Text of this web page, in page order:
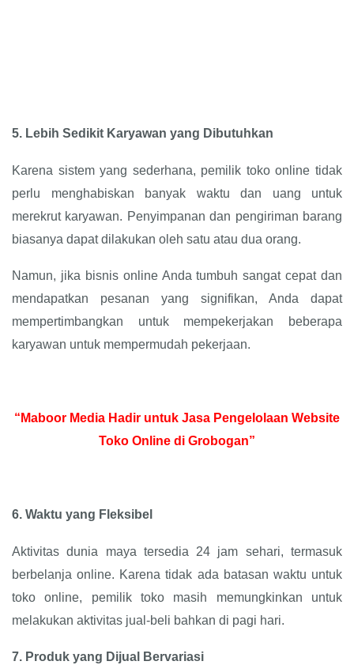
5. Lebih Sedikit Karyawan yang Dibutuhkan
Karena sistem yang sederhana, pemilik toko online tidak
perlu menghabiskan banyak waktu dan uang untuk
merekrut karyawan. Penyimpanan dan pengiriman barang
biasanya dapat dilakukan oleh satu atau dua orang.
Namun, jika bisnis online Anda tumbuh sangat cepat dan
mendapatkan pesanan yang signifikan, Anda dapat
mempertimbangkan untuk mempekerjakan beberapa
karyawan untuk mempermudah pekerjaan.
“Maboor Media Hadir untuk Jasa Pengelolaan Website
Toko Online di Grobogan”
6. Waktu yang Fleksibel
Aktivitas dunia maya tersedia 24 jam sehari, termasuk
berbelanja online. Karena tidak ada batasan waktu untuk
toko online, pemilik toko masih memungkinkan untuk
melakukan aktivitas jual-beli bahkan di pagi hari.
7. Produk yang Dijual Bervariasi